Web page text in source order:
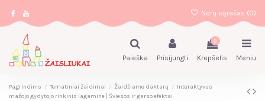
Norų sąrašas (0)
Paieška Prisijungti
0
Krepšelis Meniu
Pagrindinis Tematiniai žaidimai Žaidžiame daktarą
Interaktyvus
mažojo gydytojo rinkinis lagamine | Šviesos ir garso efektai